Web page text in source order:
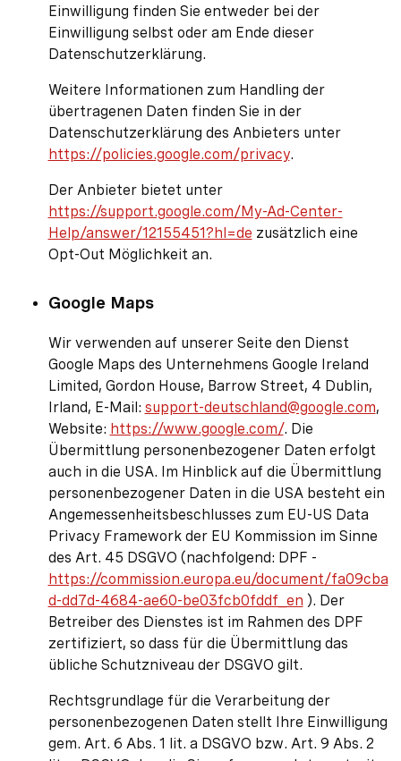
Einwilligung finden Sie entweder bei der
Einwilligung selbst oder am Ende dieser
Datenschutzerklärung.
Weitere Informationen zum Handling der
übertragenen Daten finden Sie in der
Datenschutzerklärung des Anbieters unter
https://policies.google.com/privacy.
Der Anbieter bietet unter
https://support.google.com/My-Ad-Center-
Help/answer/12155451?hl=de zusätzlich eine
Opt-Out Möglichkeit an.
Google Maps
Wir verwenden auf unserer Seite den Dienst
Google Maps des Unternehmens Google Ireland
Limited, Gordon House, Barrow Street, 4 Dublin,
Irland, E-Mail: support-deutschland@google.com,
Website: https://www.google.com/. Die
Übermittlung personenbezogener Daten erfolgt
auch in die USA. Im Hinblick auf die Übermittlung
personenbezogener Daten in die USA besteht ein
Angemessenheitsbeschlusses zum EU-US Data
Privacy Framework der EU Kommission im Sinne
des Art. 45 DSGVO (nachfolgend: DPF -
https://commission.europa.eu/document/fa09cba
d-dd7d-4684-ae60-be03fcb0fddf_en ). Der
Betreiber des Dienstes ist im Rahmen des DPF
zertifiziert, so dass für die Übermittlung das
übliche Schutzniveau der DSGVO gilt.
Rechtsgrundlage für die Verarbeitung der
personenbezogenen Daten stellt Ihre Einwilligung
gem. Art. 6 Abs. 1 lit. a DSGVO bzw. Art. 9 Abs. 2